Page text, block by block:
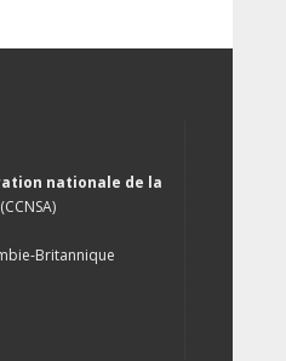
nationale de la
(CCNSA)
Britannique